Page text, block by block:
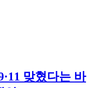
맞혔다는 바